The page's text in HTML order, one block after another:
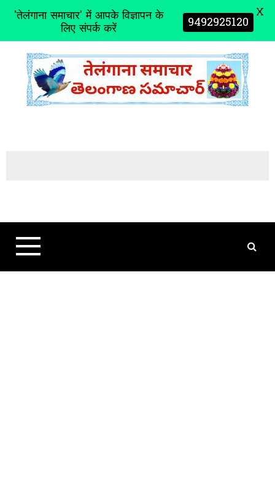
t
'तेलंगाना समाचार' में आपके विज्ञापन के
लिए संपर्क करें 9492925120 X